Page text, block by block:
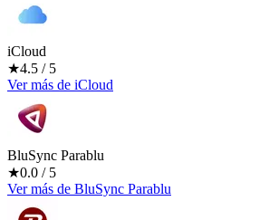
iCloud
★4.5 / 5
Ver más de iCloud
BluSync Parablu
★0.0 / 5
Ver más de BluSync Parablu